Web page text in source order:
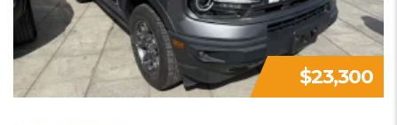
$23,300